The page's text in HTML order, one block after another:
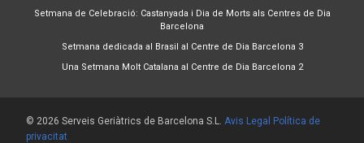
Setmana de Celebració: Castanyada i Dia de Morts als Centres de Dia
Barcelona
Setmana dedicada al Brasil al Centre de Dia Barcelona 3
Una Setmana Molt Catalana al Centre de Dia Barcelona 2
© 2026 Serveis Geriàtrics de Barcelona S.L. Avis Legal
Política de
privacitat